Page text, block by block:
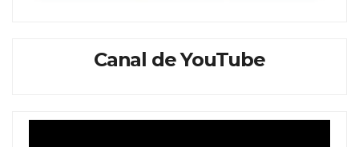
Canal de YouTube